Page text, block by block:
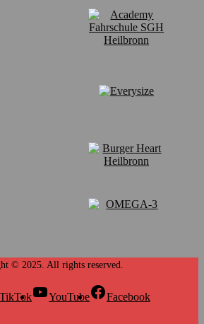
TikTok YouTube
Facebook